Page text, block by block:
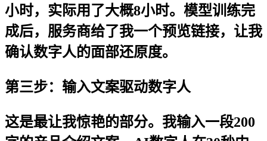
小时，实际用了大概8小时。模型训练完
成后，服务商给了我一个预览链接，让我
确认数字人的面部还原度。
第三步：输入文案驱动数字人
这是最让我惊艳的部分。我输入一段200